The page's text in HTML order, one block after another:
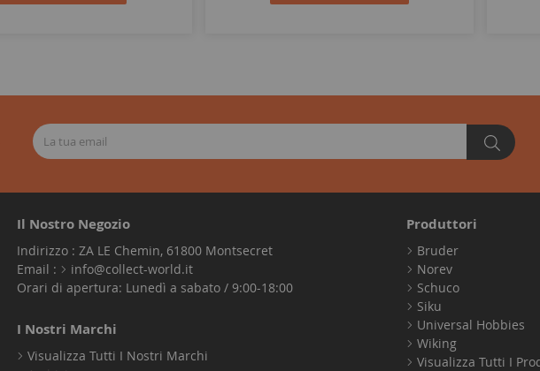
Il Nostro Negozio
Indirizzo : ZA LE Chemin, 61800 Montsecret
Email :
info@collect-world.it
Orari di apertura: Lunedì a sabato / 9:00-18:00
I Nostri Marchi
Visualizza Tutti I Nostri Marchi
Produttori
Bruder
Norev
Schuco
Siku
Universal Hobbies
Wiking
Visualizza Tutti I